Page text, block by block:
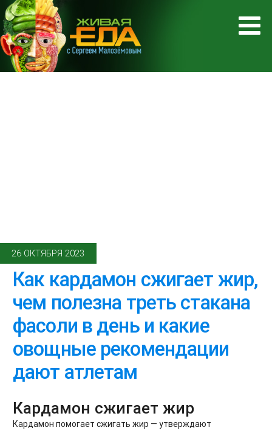
26 ОКТЯБРЯ 2023
Как кардамон сжигает жир,
чем полезна треть стакана
фасоли в день и какие
овощные рекомендации
дают атлетам
Кардамон сжигает жир
Кардамон помогает сжигать жир — утверждают